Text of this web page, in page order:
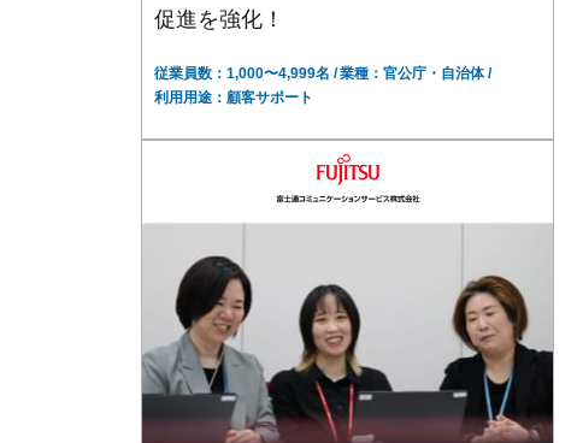
促進を強化！
従業員数：1,000〜4,999名
業種：官公庁・自治体
利用用途：顧客サポート